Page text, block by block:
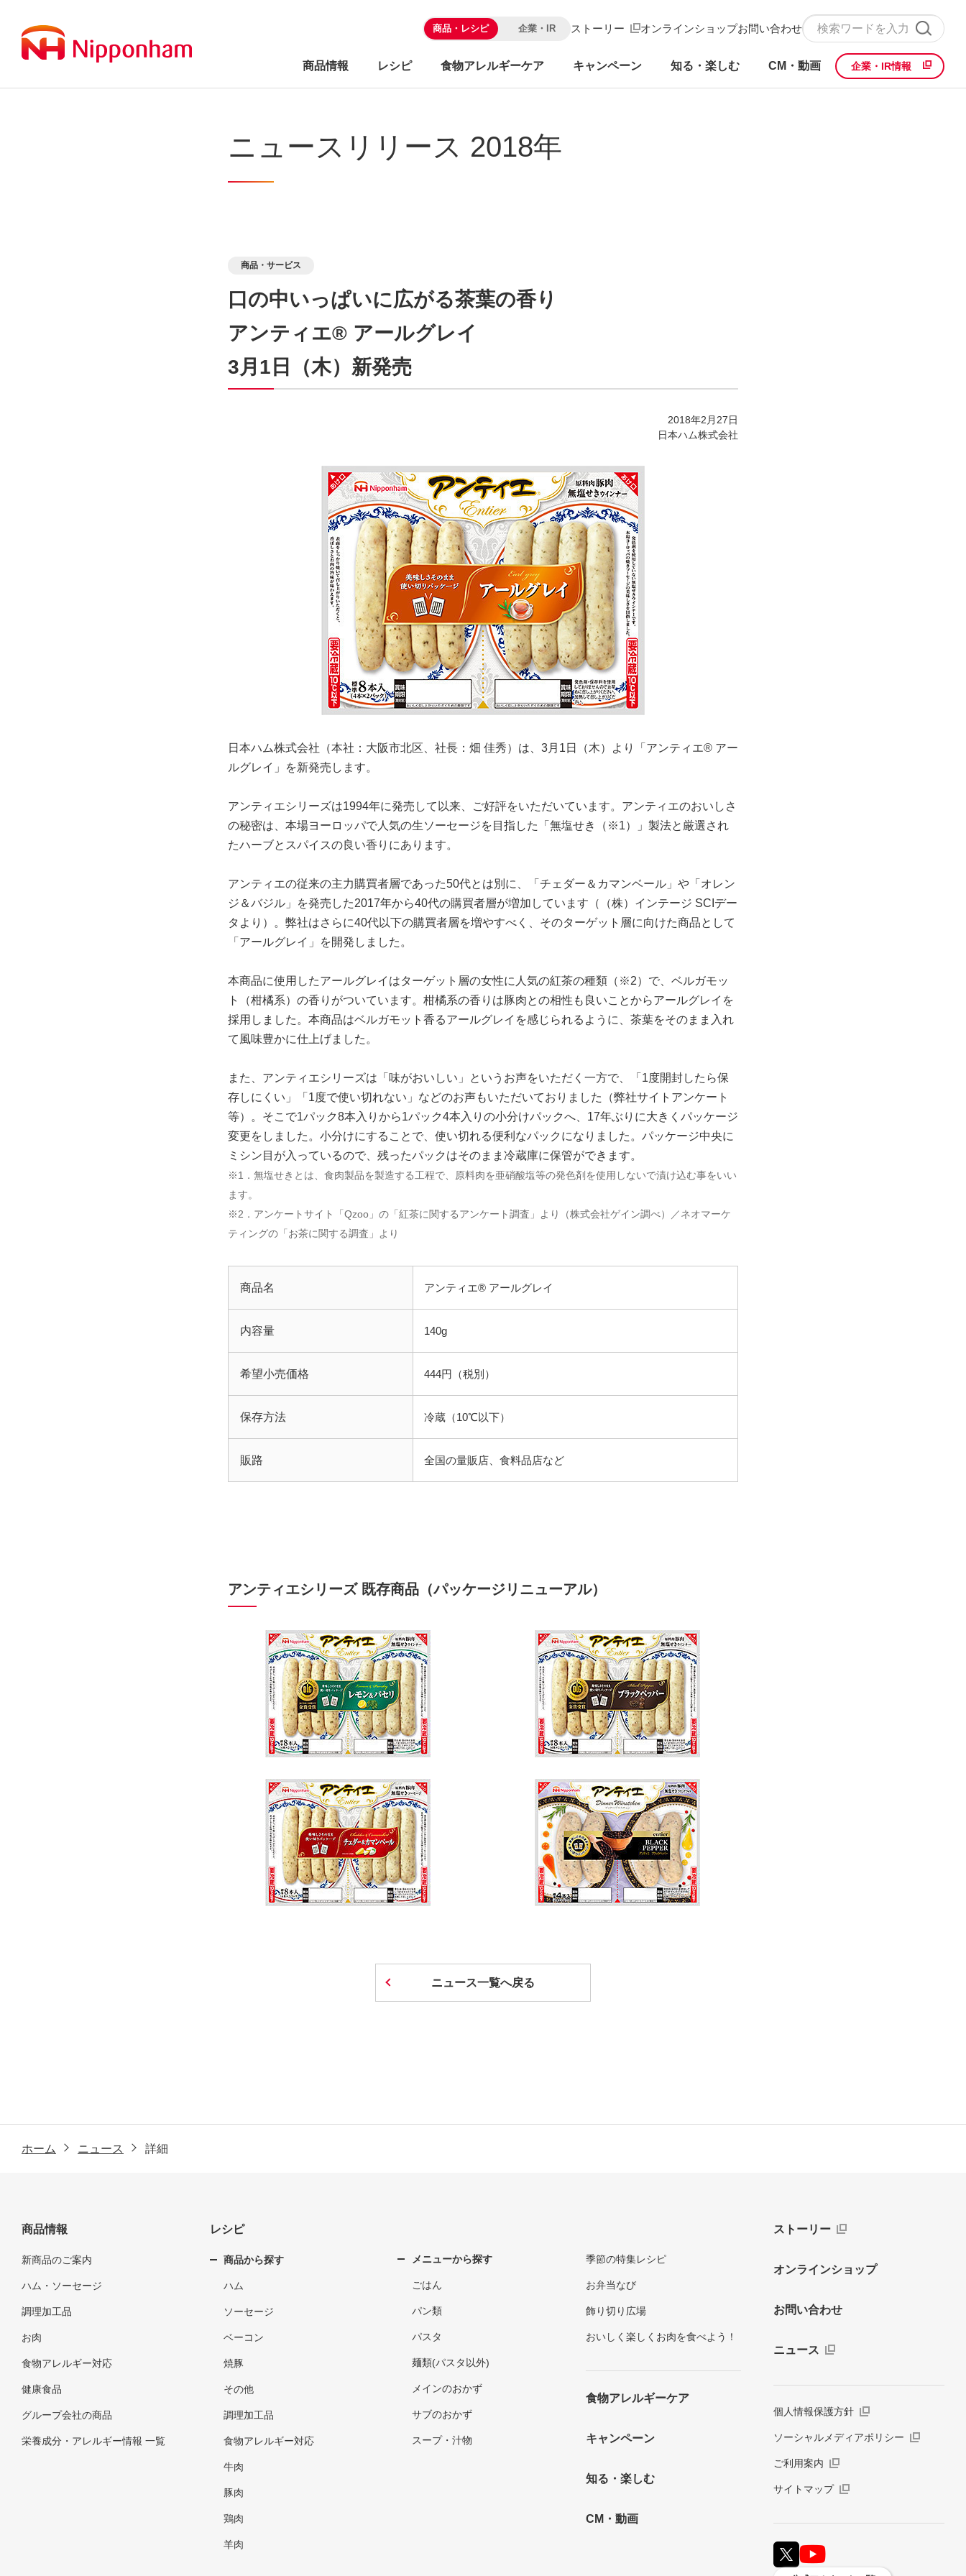
商品・レシピ 企業・IR ストーリー オンラインショップお問い合わせ
商品情報 レシピ 食物アレルギーケア キャンペーン 知る・楽しむ CM・動画 企業・IR情報
ニュースリリース 2018年
商品・サービス
口の中いっぱいに広がる茶葉の香り
アンティエ® アールグレイ
3月1日（木）新発売
2018年2月27日
日本ハム株式会社
日本ハム株式会社（本社：大阪市北区、社長：畑 佳秀）は、3月1日（木）より「アンティエ® アー
ルグレイ」を新発売します。
アンティエシリーズは1994年に発売して以来、ご好評をいただいています。アンティエのおいしさ
の秘密は、本場ヨーロッパで人気の生ソーセージを目指した「無塩せき（※1）」製法と厳選され
たハーブとスパイスの良い香りにあります。
アンティエの従来の主力購買者層であった50代とは別に、「チェダー＆カマンベール」や「オレン
ジ＆バジル」を発売した2017年から40代の購買者層が増加しています（（株）インテージ SCIデー
タより）。弊社はさらに40代以下の購買者層を増やすべく、そのターゲット層に向けた商品として
「アールグレイ」を開発しました。
本商品に使用したアールグレイはターゲット層の女性に人気の紅茶の種類（※2）で、ベルガモッ
ト（柑橘系）の香りがついています。柑橘系の香りは豚肉との相性も良いことからアールグレイを
採用しました。本商品はベルガモット香るアールグレイを感じられるように、茶葉をそのまま入れ
て風味豊かに仕上げました。
また、アンティエシリーズは「味がおいしい」というお声をいただく一方で、「1度開封したら保
存しにくい」「1度で使い切れない」などのお声もいただいておりました（弊社サイトアンケート
等）。そこで1パック8本入りから1パック4本入りの小分けパックへ、17年ぶりに大きくパッケージ
変更をしました。小分けにすることで、使い切れる便利なパックになりました。パッケージ中央に
ミシン目が入っているので、残ったパックはそのまま冷蔵庫に保管ができます。
※1．無塩せきとは、食肉製品を製造する工程で、原料肉を亜硝酸塩等の発色剤を使用しないで漬け込む事をいい
ます。
※2．アンケートサイト「Qzoo」の「紅茶に関するアンケート調査」より（株式会社ゲイン調べ）／ネオマーケ
ティングの「お茶に関する調査」より
商品名 アンティエ® アールグレイ
内容量 140g
希望小売価格 444円（税別）
保存方法 冷蔵（10℃以下）
販路 全国の量販店、食料品店など
アンティエシリーズ 既存商品（パッケージリニューアル）
ニュース一覧へ戻る
ホーム ニュース 詳細
商品情報
新商品のご案内
ハム・ソーセージ
調理加工品
お肉
食物アレルギー対応
健康食品
グループ会社の商品
栄養成分・アレルギー情報 一覧
レシピ
商品から探す
ハム
ソーセージ
ベーコン
焼豚
その他
調理加工品
食物アレルギー対応
牛肉
豚肉
鶏肉
羊肉
メニューから探す
ごはん
パン類
パスタ
麺類(パスタ以外)
メインのおかず
サブのおかず
スープ・汁物
季節の特集レシピ
お弁当なび
飾り切り広場
おいしく楽しくお肉を食べよう！
食物アレルギーケア
キャンペーン
知る・楽しむ
CM・動画
ストーリー
オンラインショップ
お問い合わせ
ニュース
個人情報保護方針
ソーシャルメディアポリシー
ご利用案内
サイトマップ